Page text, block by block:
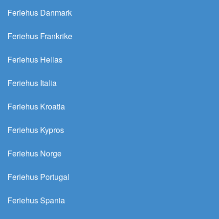
Feriehus Danmark
Feriehus Frankrike
Feriehus Hellas
Feriehus Italia
Feriehus Kroatia
Feriehus Kypros
Feriehus Norge
Feriehus Portugal
Feriehus Spania